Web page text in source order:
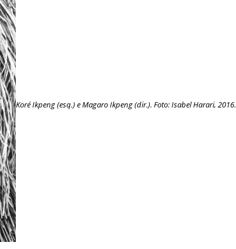
Koré Ikpeng (esq.) e Magaro Ikpeng (dir.). Foto: Isabel Harari, 2016.